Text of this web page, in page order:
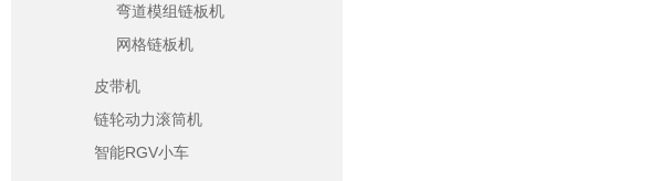
弯道模组链板机
网格链板机
皮带机
链轮动力滚筒机
智能RGV小车